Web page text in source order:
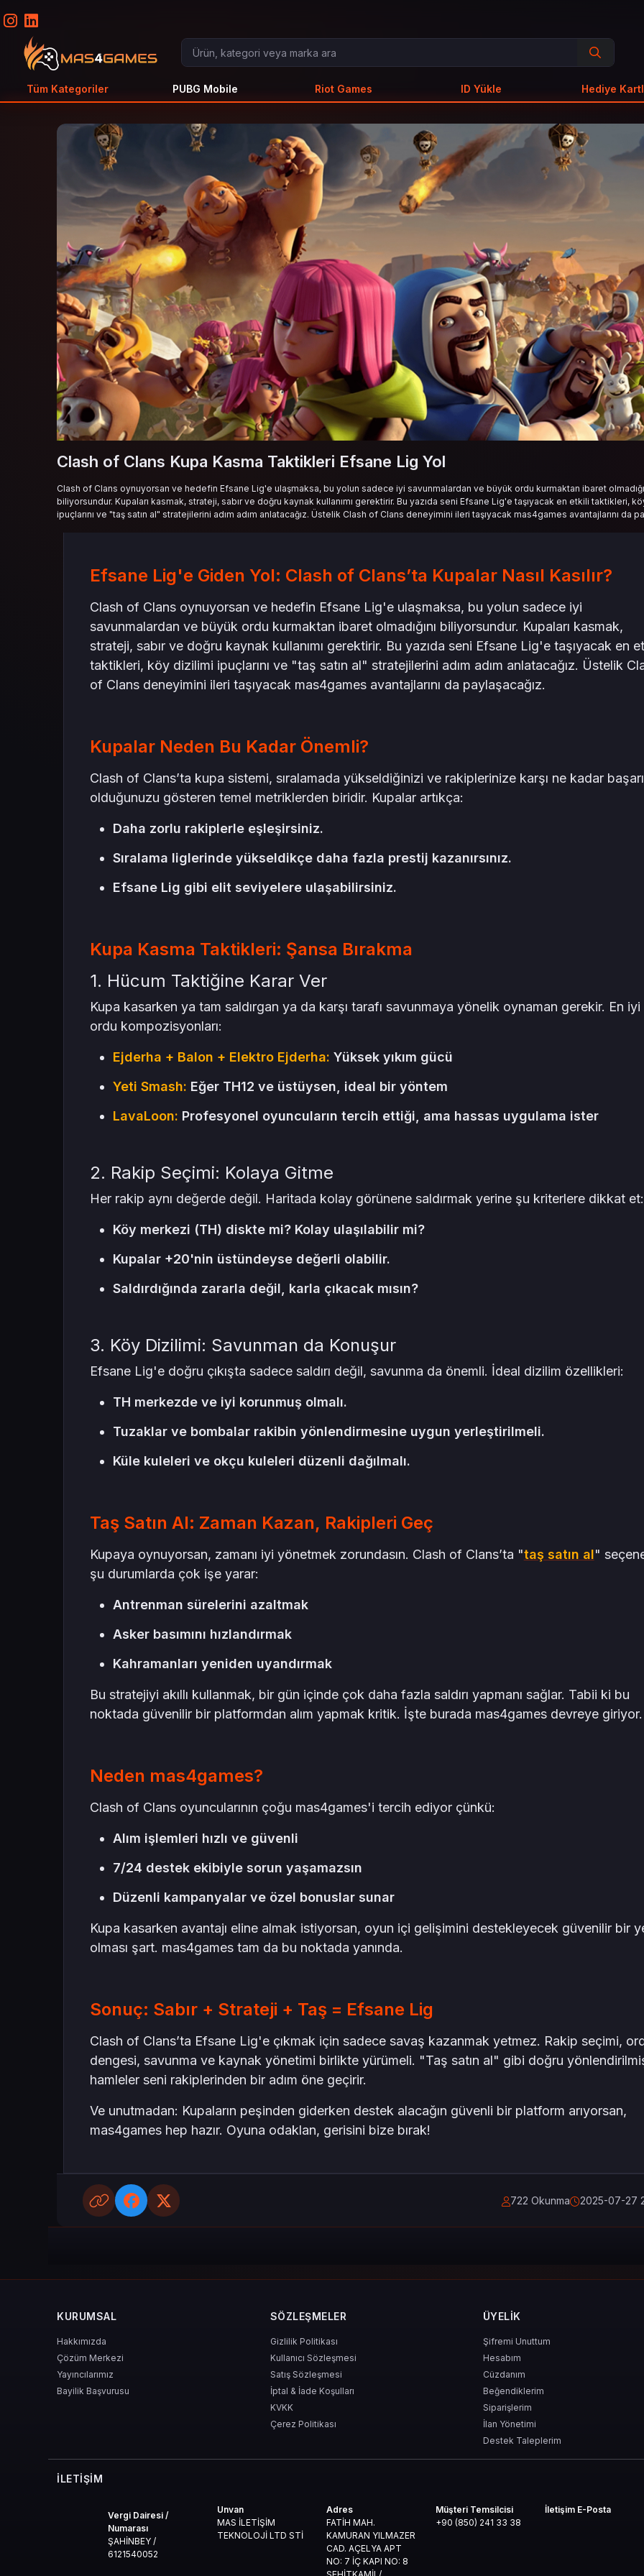
Tüm Kategoriler PUBG Mobile Riot Games ID Yükle Hediye
Clash of Clans Kupa Kasma Taktikleri Efsane Lig Yol
Clash of Clans oynuyorsan ve hedefin Efsane Lig'e ulaşmaksa, bu yolun sadece iyi savunmalardan ve büyük ordu kurmaktan ibaret
biliyorsundur. Kupaları kasmak, strateji, sabır ve doğru kaynak kullanımı gerektirir. Bu yazıda seni Efsane Lig'e taşıyacak en etkili taktikleri,
ipuçlarını ve "taş satın al" stratejilerini adım adım anlatacağız. Üstelik Clash of Clans deneyimini ileri taşıyacak mas4games avantajlarını da
Efsane Lig'e Giden Yol: Clash of Clans’ta Kupalar Nasıl Kasılır?
Clash of Clans oynuyorsan ve hedefin Efsane Lig'e ulaşmaksa, bu yolun sadece iyi
savunmalardan ve büyük ordu kurmaktan ibaret olmadığını biliyorsundur. Kupaları kasmak,
strateji, sabır ve doğru kaynak kullanımı gerektirir. Bu yazıda seni Efsane Lig'e taşıyacak en
taktikleri, köy dizilimi ipuçlarını ve "taş satın al" stratejilerini adım adım anlatacağız. Üstelik
of Clans deneyimini ileri taşıyacak mas4games avantajlarını da paylaşacağız.
Kupalar Neden Bu Kadar Önemli?
Clash of Clans’ta kupa sistemi, sıralamada yükseldiğinizi ve rakiplerinize karşı ne kadar
olduğunuzu gösteren temel metriklerden biridir. Kupalar artıkça:
Daha zorlu rakiplerle eşleşirsiniz.
Sıralama liglerinde yükseldikçe daha fazla prestij kazanırsınız.
Efsane Lig gibi elit seviyelere ulaşabilirsiniz.
Kupa Kasma Taktikleri: Şansa Bırakma
1. Hücum Taktiğine Karar Ver
Kupa kasarken ya tam saldırgan ya da karşı tarafı savunmaya yönelik oynaman gerekir. En iyi
ordu kompozisyonları:
Ejderha + Balon + Elektro Ejderha: Yüksek yıkım gücü
Yeti Smash: Eğer TH12 ve üstüysen, ideal bir yöntem
LavaLoon: Profesyonel oyuncuların tercih ettiği, ama hassas uygulama ister
2. Rakip Seçimi: Kolaya Gitme
Her rakip aynı değerde değil. Haritada kolay görünene saldırmak yerine şu kriterlere dikkat et:
Köy merkezi (TH) diskte mi? Kolay ulaşılabilir mi?
Kupalar +20'nin üstündeyse değerli olabilir.
Saldırdığında zararla değil, karla çıkacak mısın?
3. Köy Dizilimi: Savunman da Konuşur
Efsane Lig'e doğru çıkışta sadece saldırı değil, savunma da önemli. İdeal dizilim özellikleri:
TH merkezde ve iyi korunmuş olmalı.
Tuzaklar ve bombalar rakibin yönlendirmesine uygun yerleştirilmeli.
Küle kuleleri ve okçu kuleleri düzenli dağılmalı.
Taş Satın Al: Zaman Kazan, Rakipleri Geç
Kupaya oynuyorsan, zamanı iyi yönetmek zorundasın. Clash of Clans’ta "taş satın al"
şu durumlarda çok işe yarar:
Antrenman sürelerini azaltmak
Asker basımını hızlandırmak
Kahramanları yeniden uyandırmak
Bu stratejiyi akıllı kullanmak, bir gün içinde çok daha fazla saldırı yapmanı sağlar. Tabii ki bu
noktada güvenilir bir platformdan alım yapmak kritik. İşte burada mas4games devreye giriyor.
Neden mas4games?
Clash of Clans oyuncularının çoğu mas4games'i tercih ediyor çünkü:
Alım işlemleri hızlı ve güvenli
7/24 destek ekibiyle sorun yaşamazsın
Düzenli kampanyalar ve özel bonuslar sunar
Kupa kasarken avantajı eline almak istiyorsan, oyun içi gelişimini destekleyecek güvenilir bir
olması şart. mas4games tam da bu noktada yanında.
Sonuç: Sabır + Strateji + Taş = Efsane Lig
Clash of Clans’ta Efsane Lig'e çıkmak için sadece savaş kazanmak yetmez. Rakip seçimi,
dengesi, savunma ve kaynak yönetimi birlikte yürümeli. "Taş satın al" gibi doğru
hamleler seni rakiplerinden bir adım öne geçirir.
Ve unutmadan: Kupaların peşinden giderken destek alacağın güvenli bir platform arıyorsan,
mas4games hep hazır. Oyuna odaklan, gerisini bize bırak!
722 Okunma 2025-07-27
KURUMSAL
Hakkımızda
Çözüm Merkezi
Yayıncılarımız
Bayilik Başvurusu
SÖZLEŞMELER
Gizlilik Politikası
Kullanıcı Sözleşmesi
Satış Sözleşmesi
İptal & İade Koşulları
KVKK
Çerez Politikası
ÜYELIK
Şifremi Unuttum
Hesabım
Cüzdanım
Beğendiklerim
Siparişlerim
İlan Yönetimi
Destek Taleplerim
İLETIŞIM
Vergi Dairesi /
Numarası
ŞAHİNBEY /
6121540052
Unvan
MAS İLETİŞİM
TEKNOLOJİ LTD STİ
Adres
FATİH MAH.
KAMURAN YILMAZER
CAD. AÇELYA APT
NO: 7 İÇ KAPI NO: 8
Müşteri Temsilcisi
+90 (850) 241 33 38
İletişim E-Posta